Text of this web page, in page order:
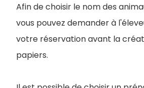
Afin de choisir le nom des
vous pouvez demander à
votre réservation avant la
papiers.